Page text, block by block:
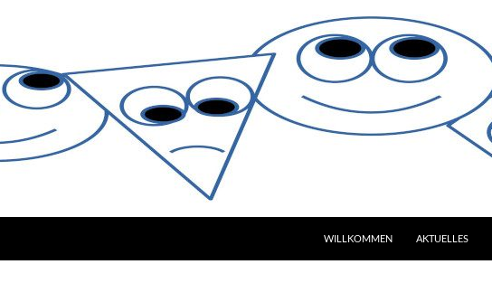
WILLKOMMEN AKTUELLES